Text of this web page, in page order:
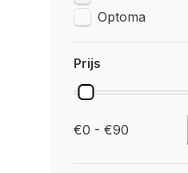
Optoma
Prijs
€0 - €90